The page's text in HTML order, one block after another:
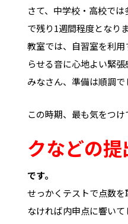
さて、中学校・高校で
で残り1週間程度となり
教室では、自習室を利
らせる音に心地よい緊張
みなさん、準備は順調で
この時期、最も気をつ
クなどの提
です。
せっかくテストで点数
なければ内申点に響いて